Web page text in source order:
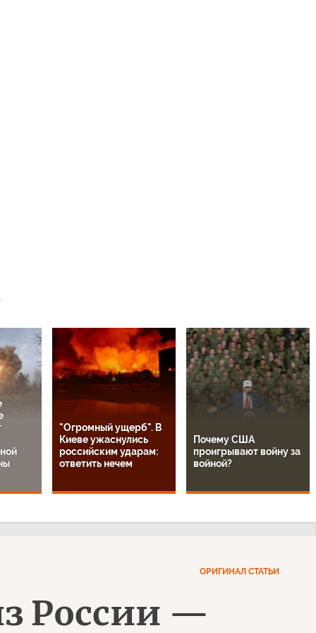
"Огромный ущерб". В
Киеве ужаснулись
российским ударам:
ответить нечем
Почему США
проигрывают войну за
войной?
ОРИГИНАЛ СТАТЬИ
России —